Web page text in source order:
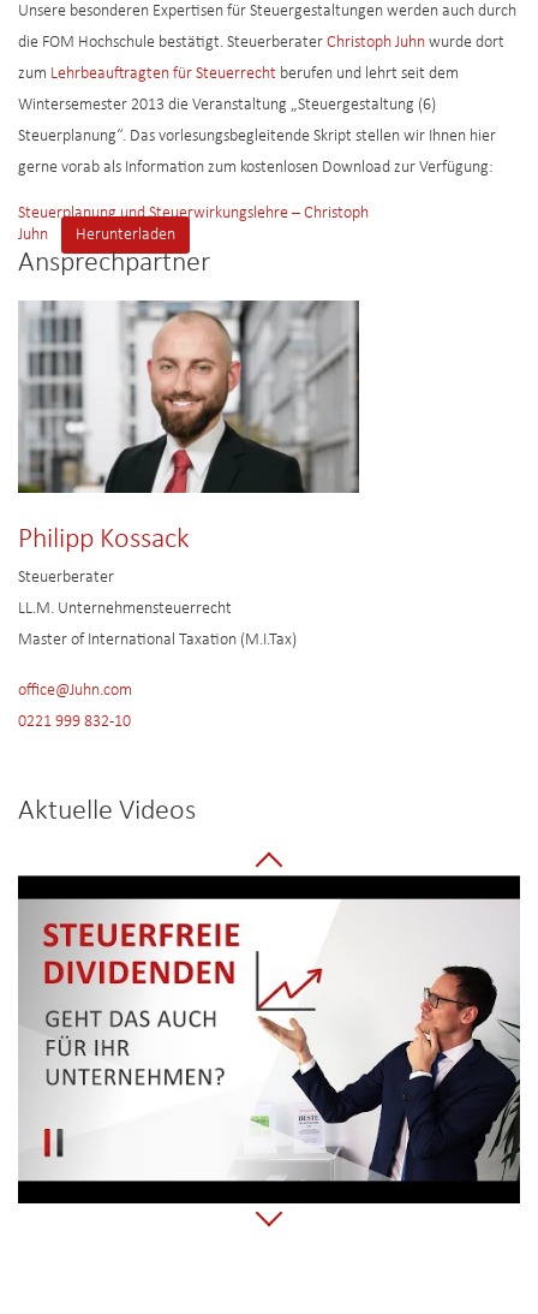
Unsere besonderen Expertisen für Steuergestaltungen werden auch durch
die FOM Hochschule bestätigt. Steuerberater Christoph Juhn wurde dort
zum Lehrbeauftragten für Steuerrecht berufen und lehrt seit dem
Wintersemester 2013 die Veranstaltung „Steuergestaltung (6)
Steuerplanung“. Das vorlesungsbegleitende Skript stellen wir Ihnen hier
gerne vorab als Information zum kostenlosen Download zur Verfügung:
Steuerplanung und Steuerwirkungslehre – Christoph
Juhn
Herunterladen
Ansprechpartner
Philipp Kossack
Steuerberater
LL.M. Unternehmensteuerrecht
Master of International Taxation (M.I.Tax)
office@Juhn.com
0221 999 832-10
Aktuelle Videos